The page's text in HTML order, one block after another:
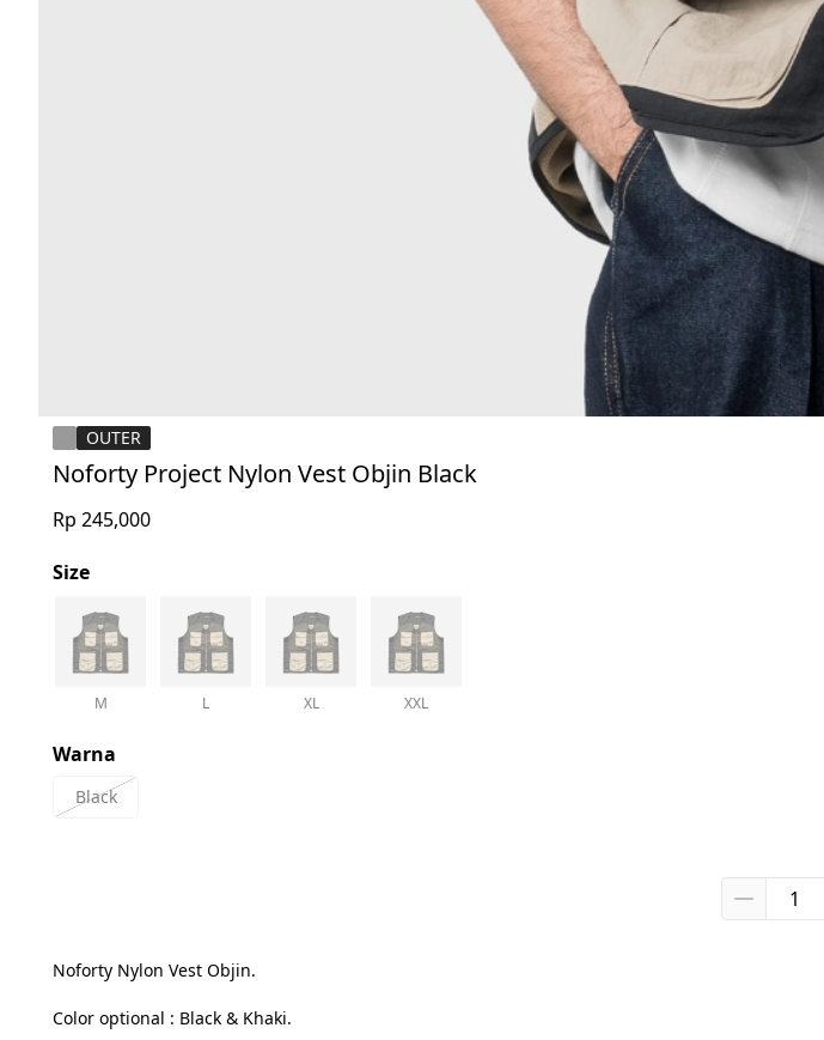
OUTER
Noforty Project Nylon Vest Objin Black
Rp 245,000
Size
M L XL XXL
Warna
Black
Noforty Nylon Vest Objin.
Color optional : Black & Khaki.